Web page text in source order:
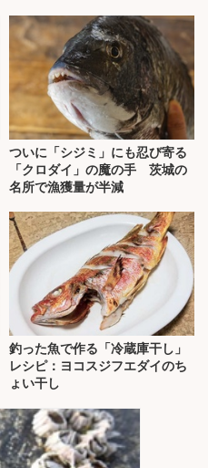
ついに「シジミ」にも忍び寄る
「クロダイ」の魔の手 茨城の
名所で漁獲量が半減
釣った魚で作る「冷蔵庫干し」
レシピ：ヨコスジフエダイのち
ょい干し